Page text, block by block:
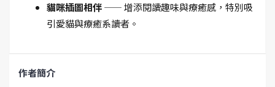
貓咪插圖相伴 ——增添閱讀趣味與療癒感，特別吸
引愛貓與療癒系讀者。
作者簡介